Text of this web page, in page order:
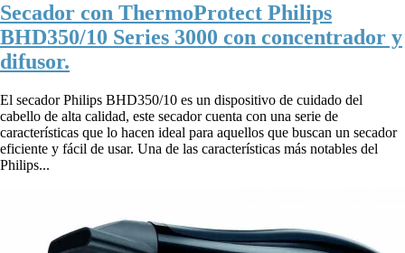
Secador con ThermoProtect Philips
BHD350/10 Series 3000 con concentrador y
difusor.
El secador Philips BHD350/10 es un dispositivo de cuidado del
cabello de alta calidad, este secador cuenta con una serie de
características que lo hacen ideal para aquellos que buscan un secador
eficiente y fácil de usar. Una de las características más notables del
Philips...